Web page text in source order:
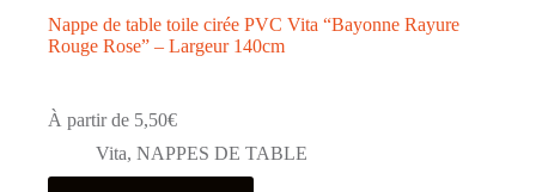
Nappe de table toile cirée PVC Vita “Bayonne Rayure
Rouge Rose” – Largeur 140cm
À partir de 5,50€
Vita, NAPPES DE TABLE
Ce